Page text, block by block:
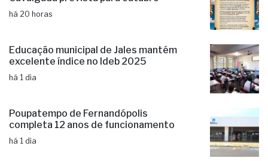
há 20 horas
Educação municipal de Jales mantém
excelente índice no Ideb 2025
há 1 dia
Poupatempo de Fernandópolis
completa 12 anos de funcionamento
há 1 dia